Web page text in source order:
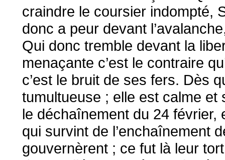
craindre le coursier indompté,
donc a peur devant
Qui donc tremble devant la
menaçante c’est le contraire
c’est le bruit de ses fers. Dès
tumultueuse ; elle est calme et
le déchaînement du 24
qui survint de l’enchaînement
gouvernèrent ; ce fut là leur